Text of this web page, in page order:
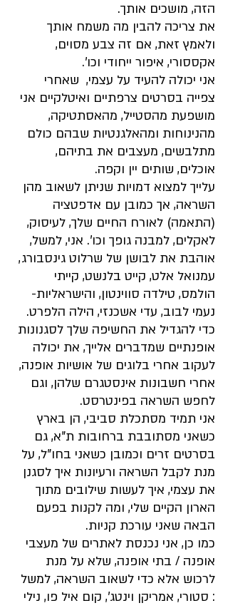
הזה, מושכים אותך.
את צריכה להבין מה משמח אותך
ולאמץ זאת, אם זה צבע מסוים,
אקססורי, איפור ייחודי וכו'.
אני יכולה להעיד על עצמי,  שאחרי
צפייה בסרטים צרפתיים ואיטלקיים אני
מושפעת מהסטייל, מהאסתטיקה,
מהנינוחות ומהאלגנטיות שבהם כולם
מתלבשים, מעצבים את בתיהם,
אוכלים, שותים יין וקפה.
עלייך למצוא דמויות שניתן לשאוב מהן
השראה, אך כמובן עם אדפטציה
(התאמה) לאורח החיים שלך, לעיסוק,
לאקלים, למבנה גופך וכו'. אני, למשל,
אוהבת את לבושן של שרלוט גינסבורג,
עמנואל אלט, קייט בלנשט, קייתי
הולמס, טילדה סווינטון, והישראליות-
נעמי לבוב, עדי אשכנזי, הילה הלפרט.
כדי להגדיל את החשיפה שלך לסגנונות
אופנתיים שמדברים אלייך, את יכולה
לעקוב אחרי בלוגים של אושיות אופנה,
אחרי חשבונות אינסטגרם שלהן, וגם
לחפש השראה בפינטרסט.
אני תמיד מסתכלת סביבי, הן בארץ
כשאני מסתובבת ברחובות ת"א, גם
בסרטים זרים וכמובן כשאני בחו"ל, על
מנת לקבל השראה ורעיונות איך לסגנן
את עצמי, איך לעשות שילובים מתוך
הארון הקיים שלי, ומה לקנות בפעם
הבאה שאני עורכת קניות.
כמו כן, אני נכנסת לאתרים של מעצבי
אופנה / בתי אופנה, שלא על מנת
לרכוש אלא כדי לשאוב השראה, למשל
: סטורי, אמריקן וינטג', קום איל פו, נילי